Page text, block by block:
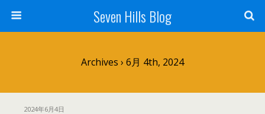
Seven Hills Blog
Archives › 6月 4th, 2024
2024年6月4日